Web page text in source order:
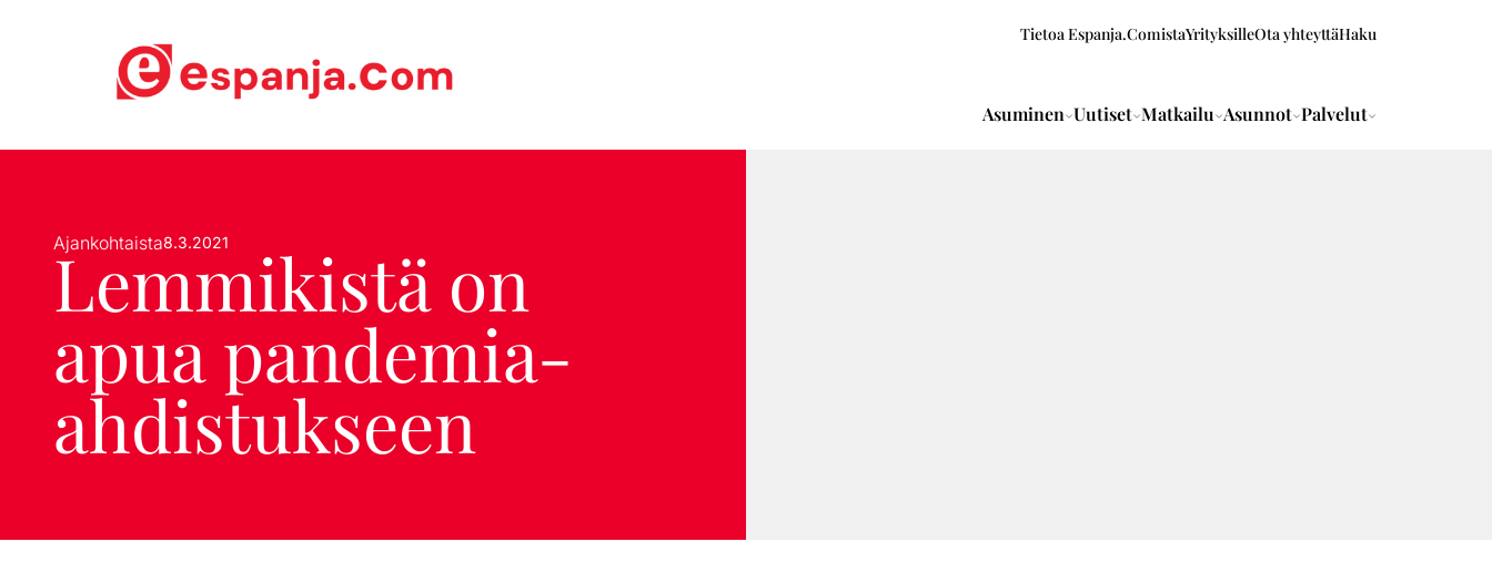
Tietoa Espanja.ComistaYrityksilleOta yhteyttäHaku
Asuminen Uutiset Matkailu Asunnot Palvelut
Ajankohtaista8.3.2021
Lemmikistä on
apua pandemia-
ahdistukseen